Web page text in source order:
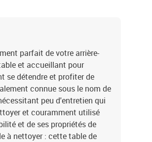
parfait de votre arrière-
et accueillant pour
se détendre et profiter de
connue sous le nom de
peu d'entretien qui
et couramment utilisé
et de ses propriétés de
à nettoyer : cette table de